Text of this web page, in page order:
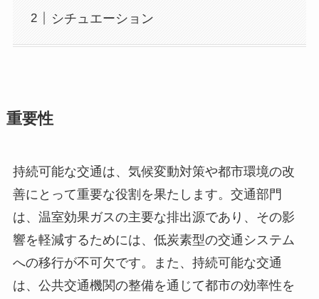
シチュエーション
重要性
持続可能な交通は、気候変動対策や都市環境の改
善にとって重要な役割を果たします。交通部門
は、温室効果ガスの主要な排出源であり、その影
響を軽減するためには、低炭素型の交通システム
への移行が不可欠です。また、持続可能な交通
は、公共交通機関の整備を通じて都市の効率性を